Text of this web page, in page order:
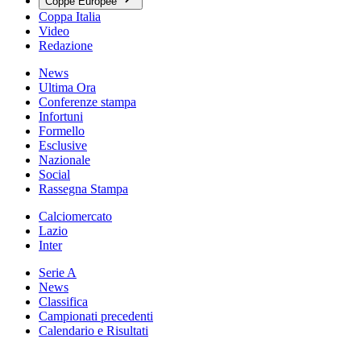
Coppa Italia
Video
Redazione
News
Ultima Ora
Conferenze stampa
Infortuni
Formello
Esclusive
Nazionale
Social
Rassegna Stampa
Calciomercato
Lazio
Inter
Serie A
News
Classifica
Campionati precedenti
Calendario e Risultati